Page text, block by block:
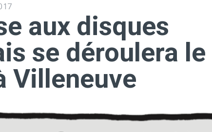
aux disques
se déroulera le
Villeneuve